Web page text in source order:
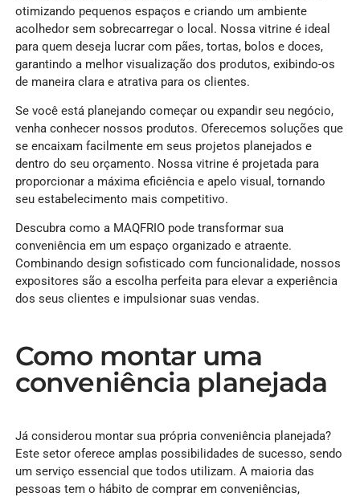
otimizando pequenos espaços e criando um ambiente
acolhedor sem sobrecarregar o local. Nossa vitrine é ideal
para quem deseja lucrar com pães, tortas, bolos e doces,
garantindo a melhor visualização dos produtos, exibindo-os
de maneira clara e atrativa para os clientes.
Se você está planejando começar ou expandir seu negócio,
venha conhecer nossos produtos. Oferecemos soluções que
se encaixam facilmente em seus projetos planejados e
dentro do seu orçamento. Nossa vitrine é projetada para
proporcionar a máxima eficiência e apelo visual, tornando
seu estabelecimento mais competitivo.
Descubra como a MAQFRIO pode transformar sua
conveniência em um espaço organizado e atraente.
Combinando design sofisticado com funcionalidade, nossos
expositores são a escolha perfeita para elevar a experiência
dos seus clientes e impulsionar suas vendas.
Como montar uma
conveniência planejada
Já considerou montar sua própria conveniência planejada?
Este setor oferece amplas possibilidades de sucesso, sendo
um serviço essencial que todos utilizam. A maioria das
pessoas tem o hábito de comprar em conveniências,